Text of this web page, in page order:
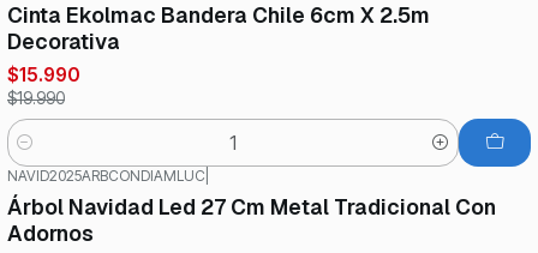
Cinta Ekolmac Bandera Chile 6cm X 2.5m
Decorativa
$15.990
$19.990
Cantidad
NAVID2025ARBCONDIAMLUC
Árbol Navidad Led 27 Cm Metal Tradicional Con
Adornos